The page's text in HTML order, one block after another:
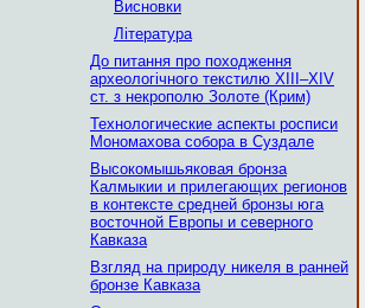
Висновки
Література
До питання про походження
археологічного текстилю XIII–XIV
ст. з некрополю Золоте (Крим)
Технологические аспекты росписи
Мономахова собора в Суздале
Высокомышьяковая бронза
Калмыкии и прилегающих регионов
в контексте средней бронзы юга
восточной Европы и северного
Кавказа
Взгляд на природу никеля в ранней
бронзе Кавказа